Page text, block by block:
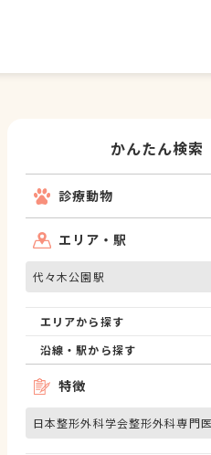
かんたん検索
診療動物
エリア・駅
代々木公園駅
エリアから探す
沿線・駅から探す
特徴
日本整形外科学会整形外科専門医